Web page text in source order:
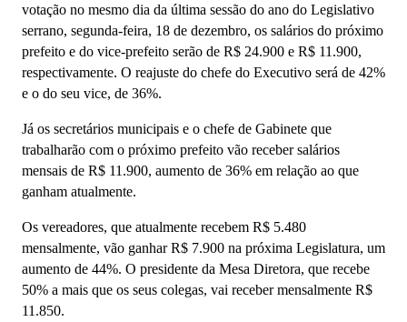
votação no mesmo dia da última sessão do ano do Legislativo
serrano, segunda-feira, 18 de dezembro, os salários do próximo
prefeito e do vice-prefeito serão de R$ 24.900 e R$ 11.900,
respectivamente. O reajuste do chefe do Executivo será de 42%
e o do seu vice, de 36%.
Já os secretários municipais e o chefe de Gabinete que
trabalharão com o próximo prefeito vão receber salários
mensais de R$ 11.900, aumento de 36% em relação ao que
ganham atualmente.
Os vereadores, que atualmente recebem R$ 5.480
mensalmente, vão ganhar R$ 7.900 na próxima Legislatura, um
aumento de 44%. O presidente da Mesa Diretora, que recebe
50% a mais que os seus colegas, vai receber mensalmente R$
11.850.